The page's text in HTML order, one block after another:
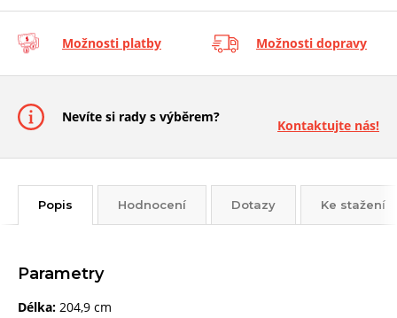
Možnosti platby Možnosti dopravy
Nevíte si rady s výběrem?
Kontaktujte nás!
Popis Hodnocení Dotazy Ke stažení
Parametry
Délka: 204,9 cm